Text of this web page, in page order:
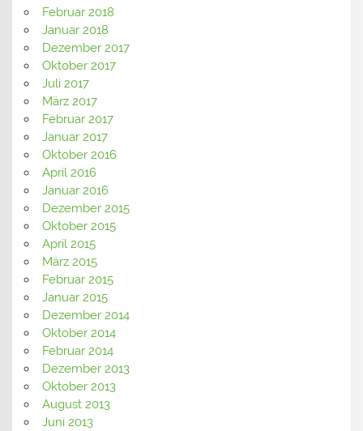
Februar 2018
Januar 2018
Dezember 2017
Oktober 2017
Juli 2017
März 2017
Februar 2017
Januar 2017
Oktober 2016
April 2016
Januar 2016
Dezember 2015
Oktober 2015
April 2015
März 2015
Februar 2015
Januar 2015
Dezember 2014
Oktober 2014
Februar 2014
Dezember 2013
Oktober 2013
August 2013
Juni 2013